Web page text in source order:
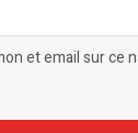
et email sur ce